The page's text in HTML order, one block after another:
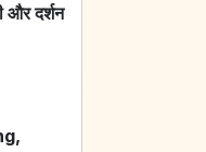
और दर्शन